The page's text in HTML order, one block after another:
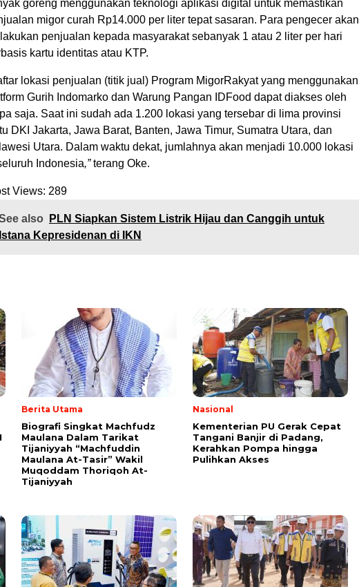
goreng menggunakan teknologi aplikasi digital untuk memastikan
migor curah Rp14.000 per liter tepat sasaran. Para pengecer akan
penjualan kepada masyarakat sebanyak 1 atau 2 liter per hari
kartu identitas atau KTP.
lokasi penjualan (titik jual) Program MigorRakyat yang menggunakan
Gurih Indomarko dan Warung Pangan IDFood dapat diakses oleh
saja. Saat ini sudah ada 1.200 lokasi yang tersebar di lima provinsi
DKI Jakarta, Jawa Barat, Banten, Jawa Timur, Sumatra Utara, dan
Utara. Dalam waktu dekat, jumlahnya akan menjadi 10.000 lokasi
Indonesia,”terang Oke.
Views: 289
also
PLN Siapkan Sistem Listrik Hijau dan Canggih untuk
Istana Kepresidenan di IKN
Berita Utama
Biografi Singkat Machfudz
Maulana Dalam Tarikat
Tijaniyyah “Machfuddin
Maulana At-Tasir” Wakil
Muqoddam Thoriqoh At-
Tijaniyyah
Nasional
Kementerian PU Gerak Cepat
Tangani Banjir di Padang,
Kerahkan Pompa hingga
Pulihkan Akses